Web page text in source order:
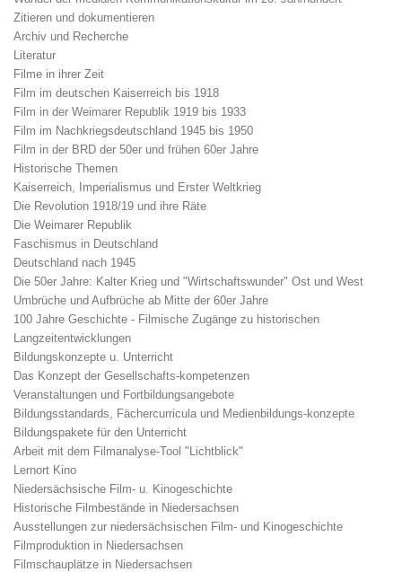
Zitieren und dokumentieren
Archiv und Recherche
Literatur
Filme in ihrer Zeit
Film im deutschen Kaiserreich bis 1918
Film in der Weimarer Republik 1919 bis 1933
Film im Nachkriegsdeutschland 1945 bis 1950
Film in der BRD der 50er und frühen 60er Jahre
Historische Themen
Kaiserreich, Imperialismus und Erster Weltkrieg
Die Revolution 1918/19 und ihre Räte
Die Weimarer Republik
Faschismus in Deutschland
Deutschland nach 1945
Die 50er Jahre: Kalter Krieg und "Wirtschaftswunder" Ost und West
Umbrüche und Aufbrüche ab Mitte der 60er Jahre
100 Jahre Geschichte - Filmische Zugänge zu historischen
Langzeitentwicklungen
Bildungskonzepte u. Unterricht
Das Konzept der Gesellschafts-kompetenzen
Veranstaltungen und Fortbildungsangebote
Bildungsstandards, Fächercurricula und Medienbildungs-konzepte
Bildungspakete für den Unterricht
Arbeit mit dem Filmanalyse-Tool "Lichtblick"
Lernort Kino
Niedersächsische Film- u. Kinogeschichte
Historische Filmbestände in Niedersachsen
Ausstellungen zur niedersächsischen Film- und Kinogeschichte
Filmproduktion in Niedersachsen
Filmschauplätze in Niedersachsen